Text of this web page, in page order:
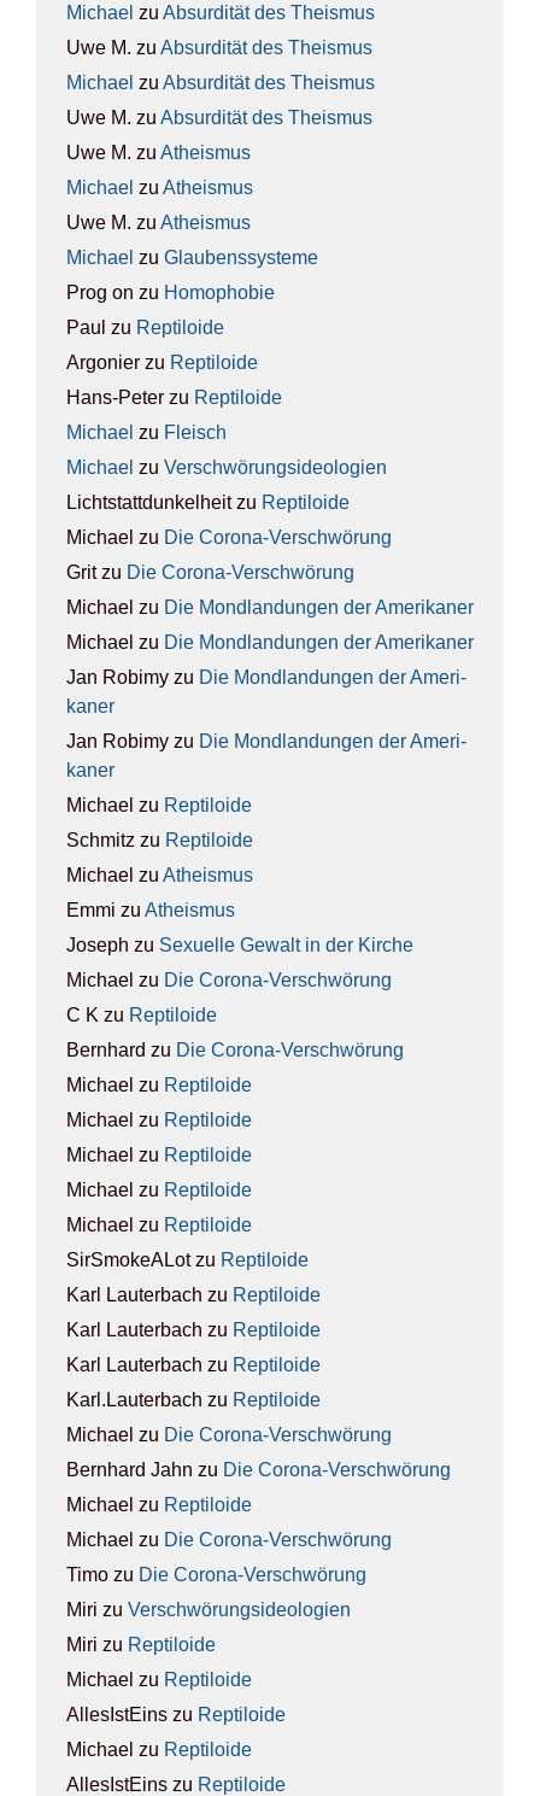
Michael zu Absur­di­tät des The­is­mus
Uwe M. zu Absur­di­tät des The­is­mus
Michael zu Absur­di­tät des The­is­mus
Uwe M. zu Absur­di­tät des The­is­mus
Uwe M. zu Athe­is­mus
Michael zu Athe­is­mus
Uwe M. zu Athe­is­mus
Michael zu Glau­bens­sys­te­me
Prog on zu Homo­pho­bie
Paul zu Rep­ti­lo­ide
Argonier zu Rep­ti­lo­ide
Hans-Peter zu Rep­ti­lo­ide
Michael zu Fleisch
Michael zu Ver­schwö­rungs­ideo­lo­gien
Lichtstattdunkelheitzu Rep­ti­lo­ide
Michael zu Die Coro­na-Ver­schwö­rung
Gritzu Die Coro­na-Ver­schwö­rung
Michael zu Die Mond­lan­dun­gen der Ame­ri­ka­ner
Michael zu Die Mond­lan­dun­gen der Ame­ri­ka­ner
Jan Robimy zu Die Mond­lan­dun­gen der Ame­ri­
ka­ner
Jan Robimy zu Die Mond­lan­dun­gen der Ame­ri­
ka­ner
Michael zu Rep­ti­lo­ide
Schmitz zu Rep­ti­lo­ide
Michael zu Athe­is­mus
Emmi zu Athe­is­mus
Joseph zu Sexu­el­le Gewalt in der Kir­che
Michael zu Die Coro­na-Ver­schwö­rung
C K zu Rep­ti­lo­ide
Bernhard zu Die Coro­na-Ver­schwö­rung
Michael zu Rep­ti­lo­ide
Michael zu Rep­ti­lo­ide
Michael zu Rep­ti­lo­ide
Michael zu Rep­ti­lo­ide
Michael zu Rep­ti­lo­ide
SirSmokeALotzu Rep­ti­lo­ide
Karl Lauterbach zu Rep­ti­lo­ide
Karl Lauterbach zu Rep­ti­lo­ide
Karl Lauterbach zu Rep­ti­lo­ide
Karl.Lauterbach zu Rep­ti­lo­ide
Michael zu Die Coro­na-Ver­schwö­rung
Bernhard Jahn zu Die Coro­na-Ver­schwö­rung
Michael zu Rep­ti­lo­ide
Michael zu Die Coro­na-Ver­schwö­rung
Timo zu Die Coro­na-Ver­schwö­rung
Miri zu Ver­schwö­rungs­ideo­lo­gien
Miri zu Rep­ti­lo­ide
Michael zu Rep­ti­lo­ide
AllesIstEins zu Rep­ti­lo­ide
Michael zu Rep­ti­lo­ide
AllesIstEins zu Rep­ti­lo­ide